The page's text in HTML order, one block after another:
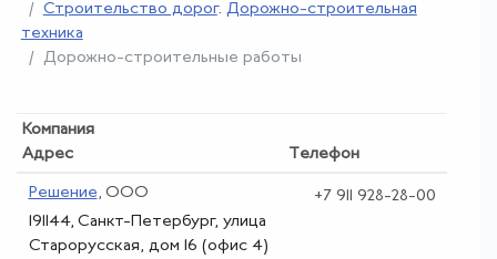
Строительство дорог. Дорожно-строительная
техника
Дорожно-строительные работы
Компания
Адрес
Телефон
Решение, ООО
191144, Санкт-Петербург, улица
Старорусская, дом 16 (офис 4)
+7 911 928-28-00